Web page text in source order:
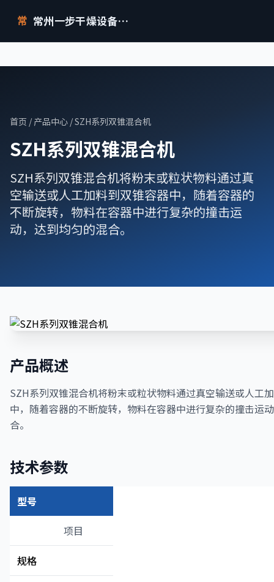
常 常州一步干燥设备有限公司
首页 / 产品中心 / SZH系列双锥混合机
SZH系列双锥混合机
SZH系列双锥混合机将粉末或粒状物料通过真
空输送或人工加料到双锥容器中，随着容器的
不断旋转，物料在容器中进行复杂的撞击运
动，达到均匀的混合。
产品概述
SZH系列双锥混合机将粉末或粒状物料通过真空输送或人工
中，随着容器的不断旋转，物料在容器中进行复杂的撞击运
合。
技术参数
型号
项目
规格